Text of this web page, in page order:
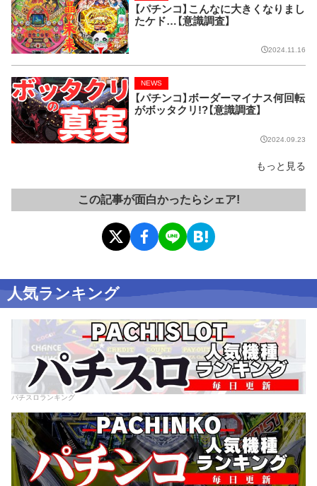
【パチンコ】こんなに大きくなりまし
たケド…【意識調査】
2024.11.16
【パチンコ】ボーダーマイナス何回転
がボッタクリ!?【意識調査】
NEWS
2024.09.23
もっと見る
この記事が面白かったらシェア!
人気ランキング
パチスロランキング